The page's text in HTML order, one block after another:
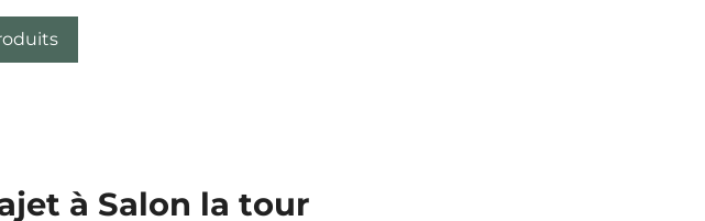
à Salon la tour